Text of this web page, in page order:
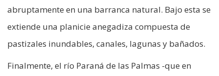
abruptamente en una barranca natural. Bajo esta se
extiende una planicie anegadiza compuesta de
pastizales inundables, canales, lagunas y bañados.
Finalmente, el río Paraná de las Palmas -que en